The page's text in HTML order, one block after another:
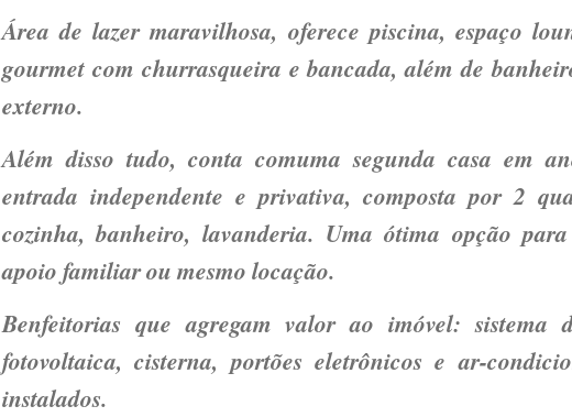
Área de lazer maravilhosa, oferece piscina, espaço
gourmet com churrasqueira e bancada, além de
externo.
Além disso tudo, conta comuma segunda casa em
entrada independente e privativa, composta por 2
cozinha, banheiro, lavanderia. Uma ótima opção para
apoio familiar ou mesmo locação.
Benfeitorias que agregam valor ao imóvel: sistema
fotovoltaica, cisterna, portões eletrônicos e ar-
instalados.